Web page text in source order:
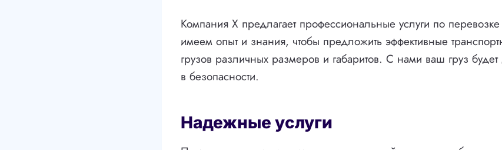
Компания X предлагает профессиональные услуги по
имеем опыт и знания, чтобы предложить эффективные
грузов различных размеров и габаритов. С нами ваш груз
в безопасности.
Надежные услуги